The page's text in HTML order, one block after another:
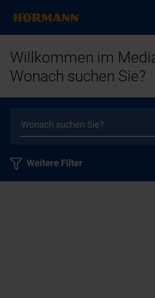
Willkommen im
Wonach suchen Sie?
Weitere Filter